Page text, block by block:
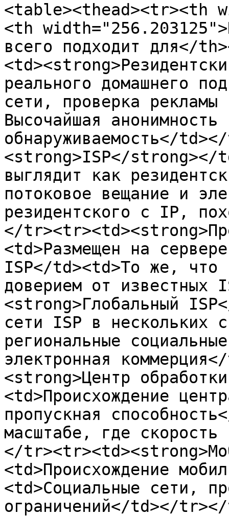
<table><thead><tr><th
<th
всего подходит для</
реального домашнего
сети, проверка
Высочайшая анонимность
обнаруживаемость</
<strong>ISP</strong></
выглядит как
потоковое вещание и
резидентского с IP,
</
<td>Размещен на
ISP</td><td>То же, что
доверием от
<strong>Глобальный
сети ISP в нескольких
региональные
электронная
<strong>Центр
<td>Происхождение
пропускная
масштабе, где скорость
</
<td>Происхождение
<td>Социальные сети,
ограничений</td></